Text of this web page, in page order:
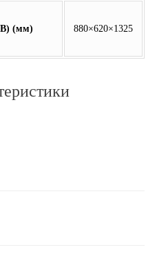
(мм) 880×620×1325